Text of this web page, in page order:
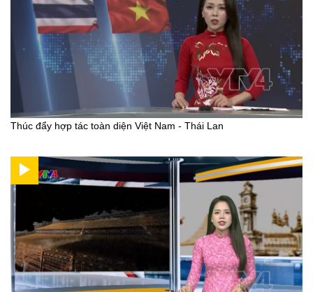
Thúc đẩy hợp tác toàn diện Việt Nam - Thái Lan